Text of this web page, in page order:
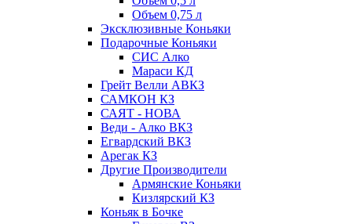
Объем 0,75 л
Эксклюзивные Коньяки
Подарочные Коньяки
СИС Алко
Мараси КД
Грейт Велли АВКЗ
САМКОН КЗ
САЯТ - НОВА
Веди - Алко ВКЗ
Егвардский ВКЗ
Арегак КЗ
Другие Производители
Армянские Коньяки
Кизлярский КЗ
Коньяк в Бочке